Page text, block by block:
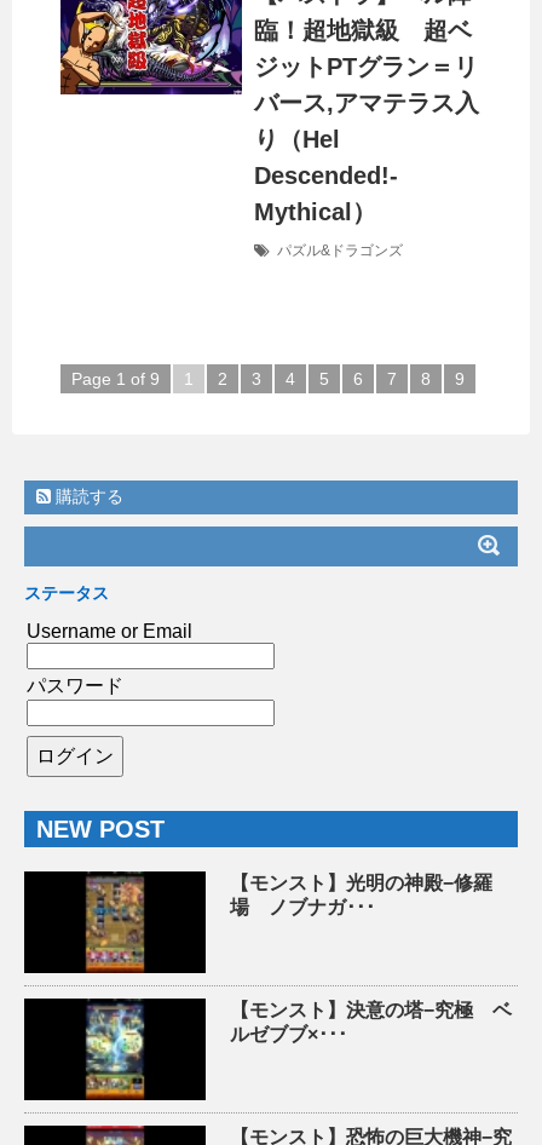
臨！超地獄級 超ベ
ジットPTグラン＝リ
バース,アマテラス入
り（Hel
Descended!-
Mythical）
パズル&ドラゴンズ
Page 1 of 9 1 2 3 4 5 6 7 8 9
購読する
ステータス
Username or Email
パスワード
NEW POST
【モンスト】光明の神殿−修羅
場 ノブナガ･･･
【モンスト】決意の塔−究極 ベ
ルゼブブ×･･･
【モンスト】恐怖の巨大機神−究